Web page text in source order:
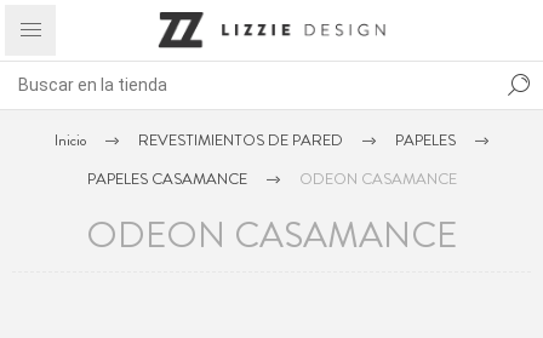
Inicio REVESTIMIENTOS DE PARED
PAPELES
PAPELES CASAMANCE
ODEON CASAMANCE
ODEON CASAMANCE